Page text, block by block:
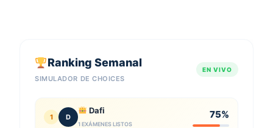
Ranking Semanal
SIMULADOR DE CHOICES
EN VIVO
1 D
Dafi
1 EXÁMENES LISTOS
75%